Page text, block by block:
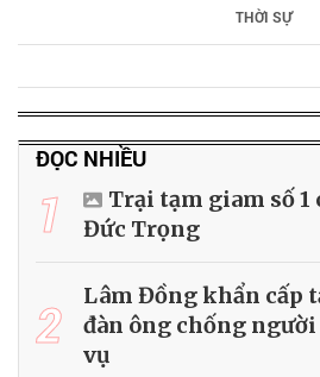
THỜI SỰ
ĐỌC NHIỀU
1
Trại tạm giam số 1
Đức Trọng
2
Lâm Đồng khẩn cấp
đàn ông chống
vụ